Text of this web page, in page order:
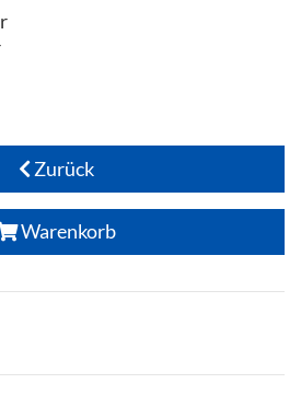
Zurück
Warenkorb